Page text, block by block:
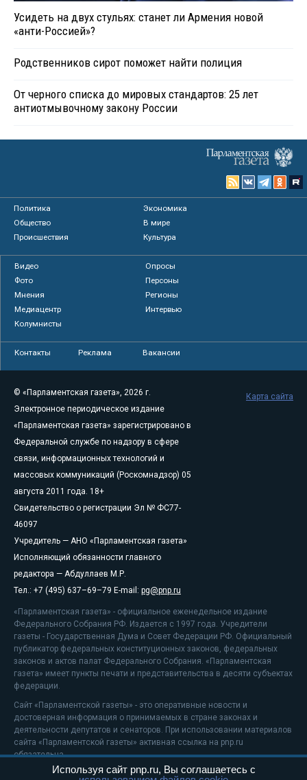
Усидеть на двух стульях: станет ли Армения новой
«анти-Россией»?
Родственников сирот поможет найти полиция
От черного списка до мировых стандартов: 25 лет
антиотмывочному закону России
Политика
Экономика
Общество
В мире
Происшествия
Культура
Видео
Опросы
Фото
Персоны
Мнения
Регионы
Медиацентр
Интервью
Колумнисты
Контакты Реклама Вакансии
© «Парламентская газета», 2026 г.
Электронное периодическое издание
«Парламентская газета» зарегистрировано в
Федеральной службе по надзору в сфере
связи, информационных технологий и
массовых коммуникаций (Роскомнадзор) 05
августа 2011 года. 18+
Свидетельство о регистрации Эл № ФС77-
46097
Учредитель — АНО «Парламентская газета»
Исполняющий обязанности главного
редактора — Абдуллаев М.Р.
Тел.: +7 (495) 637–69–79 E-mail: pg@pnp.ru
«Парламентская газета» - официальное еженедельное издание
Федерального Собрания РФ. Издается с 1997 года. Учредители
газеты - Государственная Дума и Совет Федерации РФ. Официальный
публикатор федеральных конституционных законов, федеральных
законов и актов палат Федерального Собрания. «Парламентская
газета» имеет пункты печати и представительства в десяти субъектах
федерации.
Сайт «Парламентской газеты» - это оперативные новости и
достоверная информация о принимаемых в стране законах и
деятельности депутатов и сенаторов. При использовании материалов
сайта «Парламентской газеты» активная ссылка на pnp.ru
обязательна.
На информационном ресурсе применяютсярекомендательные
Карта сайта
Используя сайт pnp.ru, Вы соглашаетесь с